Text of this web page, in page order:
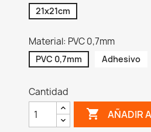
21x21cm
Material: PVC 0,7mm
PVC 0,7mm Adhesivo
Cantidad
shopping_cart AÑADIR